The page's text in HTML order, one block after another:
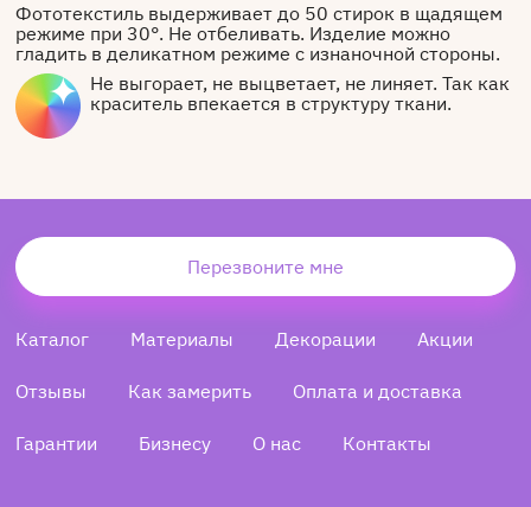
Фототекстиль выдерживает до 50 стирок в щадящем
режиме при 30°. Не отбеливать. Изделие можно
гладить в деликатном режиме с изнаночной стороны.
Не выгорает, не выцветает, не линяет. Так как
краситель впекается в структуру ткани.
Перезвоните мне
Каталог Материалы Декорации Акции
Отзывы Как замерить Оплата и доставка
Гарантии Бизнесу О нас Контакты